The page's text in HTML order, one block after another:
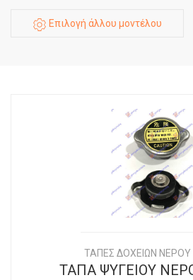
Επιλογή άλλου μοντέλου
ΤΑΠΕΣ ΔΟΧΕΙΩΝ ΝΕΡΟΥ
ΤΑΠΑ ΨΥΓΕΙΟΥ